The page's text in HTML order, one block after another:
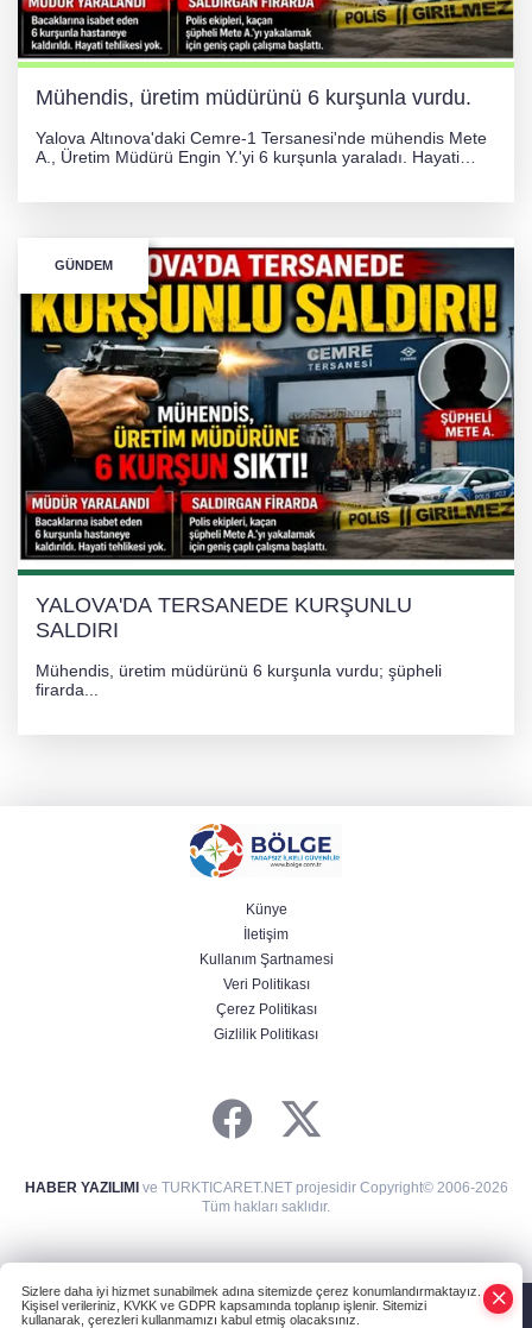
Mühendis, üretim müdürünü 6 kurşunla vurdu.
Yalova Altınova'daki Cemre-1 Tersanesi'nde mühendis Mete
A., Üretim Müdürü Engin Y.'yi 6 kurşunla yaraladı. Hayati
GÜNDEM
YALOVA'DA TERSANEDE KURŞUNLU
SALDIRI
Mühendis, üretim müdürünü 6 kurşunla vurdu; şüpheli
firarda...
Künye
İletişim
Kullanım Şartnamesi
Veri Politikası
Çerez Politikası
Gizlilik Politikası
HABER YAZILIMIve TURKTICARET.NET projesidir Copyright© 2006-2026
Tüm hakları saklıdır.
Sizlere daha iyi hizmet sunabilmek adına sitemizde çerez konumlandırmaktayız.
Kişisel verileriniz, KVKK ve GDPR kapsamında toplanıp işlenir. Sitemizi
kullanarak, çerezleri kullanmamızı kabul etmiş olacaksınız.